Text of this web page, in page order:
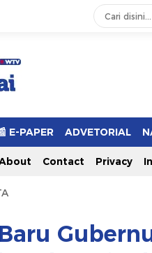
E-PAPER ADVETORIAL
Contact Privacy